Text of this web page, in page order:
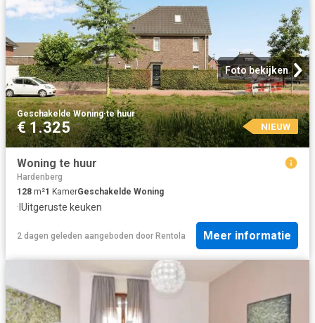
Foto bekijken
Geschakelde Woning·te huur
€ 1.325 NIEUW
Woning te huur
Hardenberg
128 m²1 KamerGeschakelde Woning
· IUitgeruste keuken
2 dagen geleden aangeboden door Rentola Meer informatie